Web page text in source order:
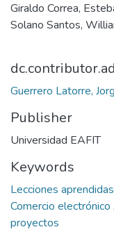
Giraldo Correa,
Solano Santos,
Guerrero Latorre,
Publisher
Universidad EAFIT
Keywords
Lecciones aprendidas
Comercio electrónico ,
proyectos